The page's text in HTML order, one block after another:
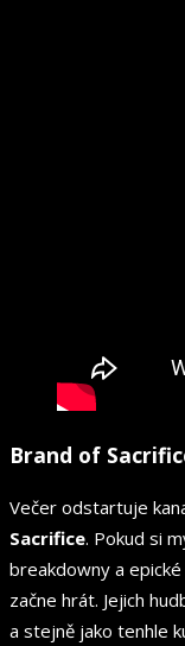
Brand of
Večer odstartuje
Sacrifice. Pokud si
breakdowny a
začne hrát. Jejich
a stejně jako tenhle